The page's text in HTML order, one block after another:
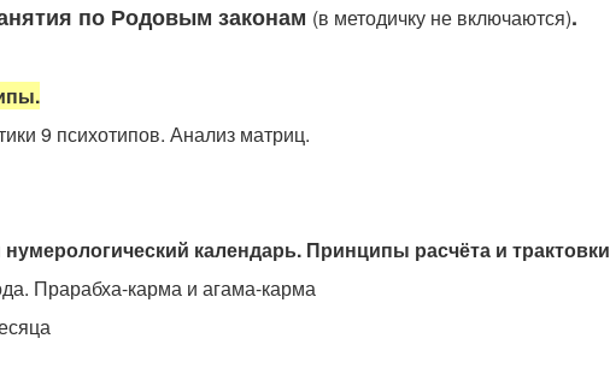
по Родовым законам (в методичку не включаются).
9 психотипов. Анализ матриц.
календарь. Принципы расчёта и трактовки
Прарабха-карма и агама-карма